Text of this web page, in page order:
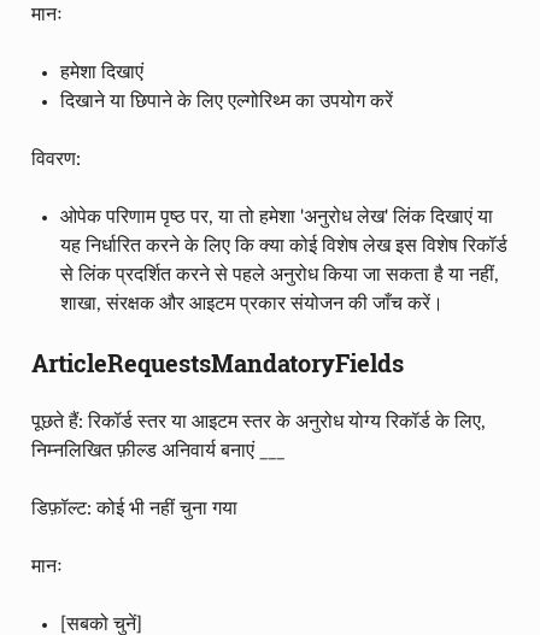
मानः
हमेशा दिखाएं
दिखाने या छिपाने के लिए एल्गोरिथ्म का उपयोग करें
विवरण:
ओपेक परिणाम पृष्ठ पर, या तो हमेशा 'अनुरोध लेख' लिंक दिखाएं या
यह निर्धारित करने के लिए कि क्या कोई विशेष लेख इस विशेष रिकॉर्ड
से लिंक प्रदर्शित करने से पहले अनुरोध किया जा सकता है या नहीं,
शाखा, संरक्षक और आइटम प्रकार संयोजन की जाँच करें।
ArticleRequestsMandatoryFields
पूछते हैं: रिकॉर्ड स्तर या आइटम स्तर के अनुरोध योग्य रिकॉर्ड के लिए,
निम्नलिखित फ़ील्ड अनिवार्य बनाएं ___
डिफ़ॉल्ट: कोई भी नहीं चुना गया
मानः
[सबको चुनें]